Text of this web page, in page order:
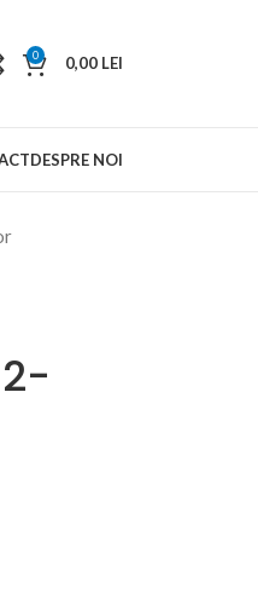
0 0,00 LEI
DESPRE NOI